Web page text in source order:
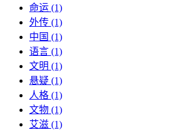
命运 (1)
外传 (1)
中国 (1)
语言 (1)
文明 (1)
悬疑 (1)
人格 (1)
文物 (1)
艾滋 (1)